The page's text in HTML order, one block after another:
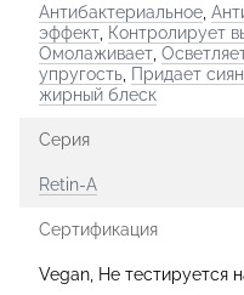
Антибактериальное
эффект Контролирует
Омолаживает
упругость Придает
жирный блеск
Серия
Retin-A
Сертификация
Vegan, Не тестируется